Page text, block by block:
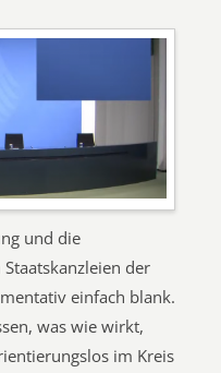
und die
der
einfach blank.
was wie wirkt,
im Kreis